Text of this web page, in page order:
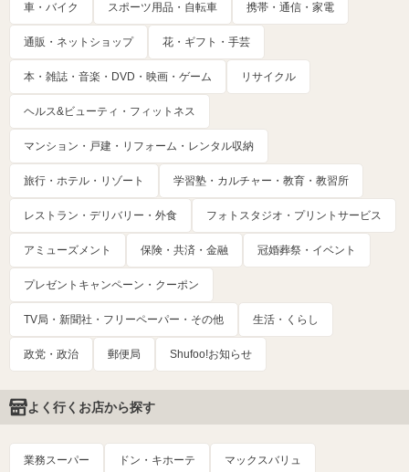
車・バイク スポーツ用品・自転車 携帯・通信・家電
通販・ネットショップ 花・ギフト・手芸
本・雑誌・音楽・DVD・映画・ゲーム リサイクル
ヘルス&ビューティ・フィットネス
マンション・戸建・リフォーム・レンタル収納
旅行・ホテル・リゾート 学習塾・カルチャー・教育・教習所
レストラン・デリバリー・外食 フォトスタジオ・プリントサービス
アミューズメント 保険・共済・金融 冠婚葬祭・イベント
プレゼントキャンペーン・クーポン
TV局・新聞社・フリーペーパー・その他 生活・くらし
政党・政治 郵便局 Shufoo!お知らせ
よく行くお店から探す
業務スーパー ドン・キホーテ マックスバリュ